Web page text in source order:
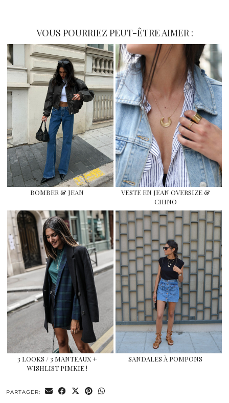
VOUS POURRIEZ PEUT-ÊTRE AIMER :
BOMBER & JEAN
VESTE EN JEAN OVERSIZE &
CHINO
3 LOOKS / 3 MANTEAUX +
WISHLIST PIMKIE !
SANDALES À POMPONS
PARTAGER: